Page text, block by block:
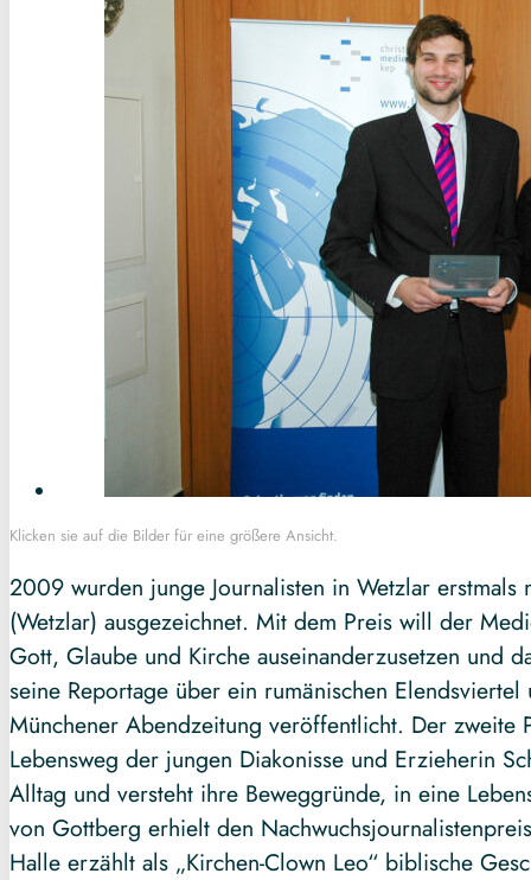
Klicken sie auf die Bilder für eine größere Ansicht.
2009 wurden junge Journalisten in Wetzlar
(Wetzlar) ausgezeichnet. Mit dem Preis will der
Gott, Glaube und Kirche auseinanderzusetzen und
seine Reportage über ein rumänischen
Münchener Abendzeitung veröffentlicht. Der zweite
Lebensweg der jungen Diakonisse und Erzieherin
Alltag und versteht ihre Beweggründe, in eine
von Gottberg erhielt den
Halle erzählt als „Kirchen-Clown Leo“ biblische